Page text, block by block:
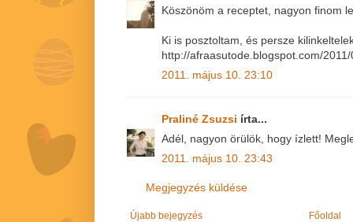
Köszönöm a receptet, nagyon finom
Ki is posztoltam, és persze
http://afraasutode.blogspot.com/
2011. május 10. 23:10
Praliné Zsuzsi írta...
Adél, nagyon örülök, hogy ízlett!
2011. május 10. 23:43
Megjegyzés küldése
Újabb bejegyzés Főoldal